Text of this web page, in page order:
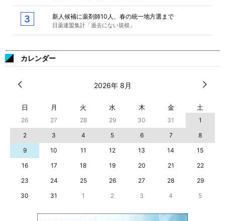
新人候補に薬剤師10人、春の統一地方選まで
日薬連盟集計「過去にない規模」
カレンダー
2026年 8月
日 月 火 水 木 金 土
26 27 28 29 30 31
1
2
3 4 5 6 7
8
9
10 11 12 13 14
15
16
17 18 19 20 21
22
23
24 25 26 27 28
29
30
31 1 2 3 4 5